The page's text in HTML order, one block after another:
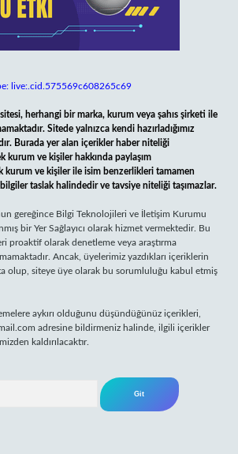
live:.cid.575569c608265c69
herhangi bir marka, kurum veya şahıs şirketi ile
Sitede yalnızca kendi hazırladığımız
Burada yer alan içerikler haber niteliği
kurum ve kişiler hakkında paylaşım
kurum ve kişiler ile isim benzerlikleri tamamen
taslak halindedir ve tavsiye niteliği taşımazlar.
gereğince Bilgi Teknolojileri ve İletişim Kurumu
bir Yer Sağlayıcı olarak hizmet vermektedir. Bu
proaktif olarak denetleme veya araştırma
Ancak, üyelerimiz yazdıkları içeriklerin
olup, siteye üye olarak bu sorumluluğu kabul etmiş
aykırı olduğunu düşündüğünüz içerikleri,
adresine bildirmeniz halinde, ilgili içerikler
kaldırılacaktır.